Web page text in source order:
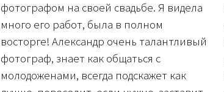
фотографом на своей свадьбе. Я видела
много его работ, была в полном
восторге! Александр очень талантливый
фотограф, знает как общаться с
молодоженами, всегда подскажет как